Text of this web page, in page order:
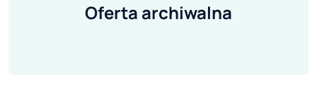
Oferta archiwalna